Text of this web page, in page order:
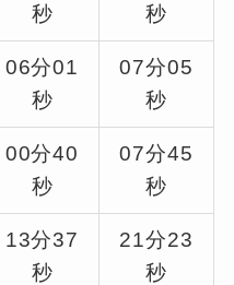
秒
秒
06分01
秒
07分05
秒
00分40
秒
07分45
秒
13分37
秒
21分23
秒